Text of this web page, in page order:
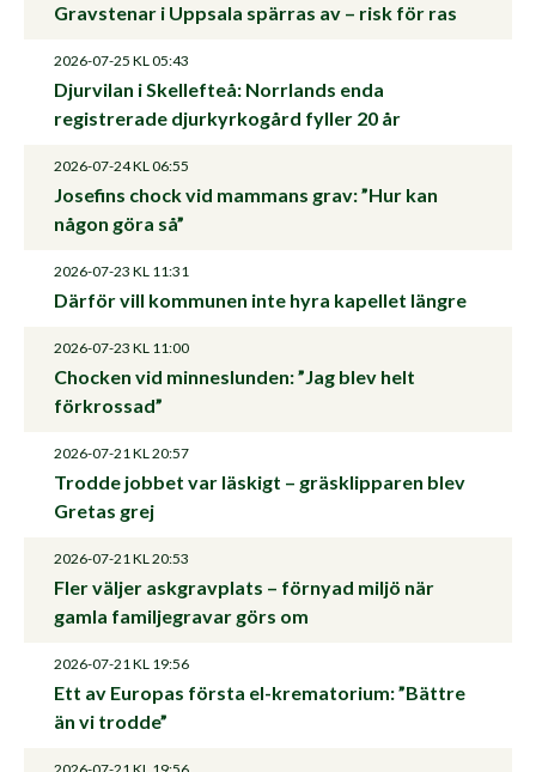
Gravstenar i Uppsala spärras av – risk för ras
2026-07-25 KL 05:43
Djurvilan i Skellefteå: Norrlands enda
registrerade djurkyrkogård fyller 20 år
2026-07-24KL 06:55
Josefins chock vid mammans grav: ”Hur kan
någon göra så”
2026-07-23 KL 11:31
Därför vill kommunen inte hyra kapellet längre
2026-07-23 KL 11:00
Chocken vid minneslunden: ”Jag blev helt
förkrossad”
2026-07-21KL 20:57
Trodde jobbet var läskigt – gräsklipparen blev
Gretas grej
2026-07-21KL 20:53
Fler väljer askgravplats – förnyad miljö när
gamla familjegravar görs om
2026-07-21KL 19:56
Ett av Europas första el-krematorium: ”Bättre
än vi trodde”